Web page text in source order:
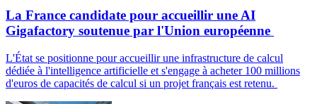
La France candidate pour accueillir une AI
Gigafactory soutenue par l'Union européenne
L'État se positionne pour accueillir une infrastructure de calcul
dédiée à l'intelligence artificielle et s'engage à acheter 100 millions
d'euros de capacités de calcul si un projet français est retenu.